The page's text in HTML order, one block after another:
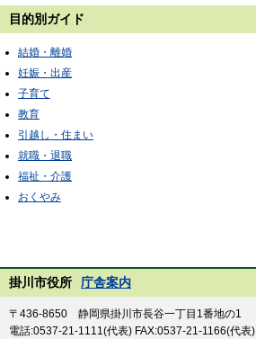
目的別ガイド
結婚・離婚
妊娠・出産
子育て
教育
引越し・住まい
就職・退職
福祉・介護
おくやみ
掛川市役所 庁舎案内
〒436-8650 静岡県掛川市長谷一丁目1番地の1
電話:0537-21-1111(代表) FAX:0537-21-1166(代表)